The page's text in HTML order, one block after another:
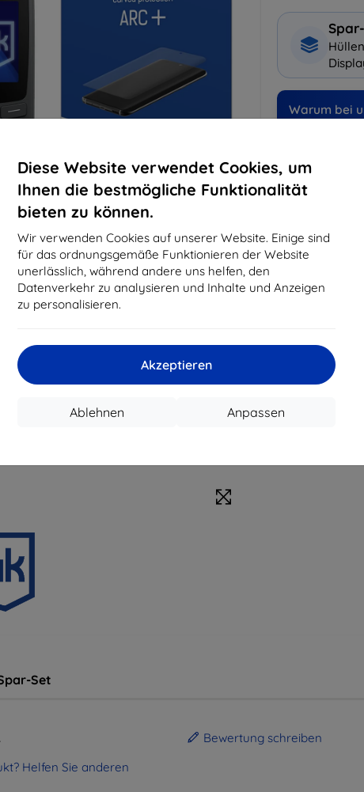
Diese Website verwendet Cookies, um
Ihnen die bestmögliche Funktionalität
bieten zu können.
Wir verwenden Cookies auf unserer Website. Einige sind
für das ordnungsgemäße Funktionieren der Website
unerlässlich, während andere uns helfen, den
Datenverkehr zu analysieren und Inhalte und Anzeigen
zu personalisieren.
Akzeptieren
Anpassen
Ablehnen
Warum bei
Hersteller
Produktnummer
Set
Helfen Sie anderen
Bewertung schreiben